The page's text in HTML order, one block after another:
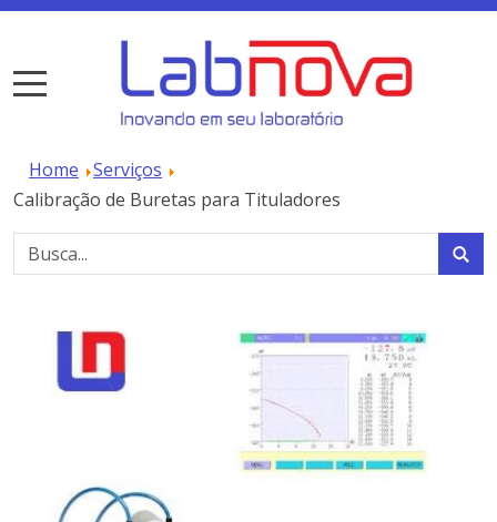
Home
Serviços
Calibração de Buretas para Tituladores